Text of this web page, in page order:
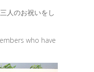
人のお祝いをし
who have